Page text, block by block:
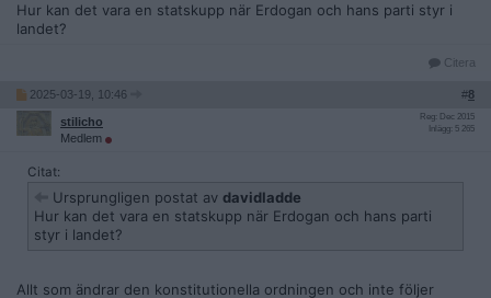
Hur kan det vara en statskupp när Erdogan och hans parti styr i
landet?
Citera
2025-03-19, 10:46 #8
stilicho
Medlem
Reg: Dec 2015
Inlägg: 5 265
Citat:
Ursprungligen postat av davidladde
Hur kan det vara en statskupp när Erdogan och hans parti
styr i landet?
Allt som ändrar den konstitutionella ordningen och inte följer